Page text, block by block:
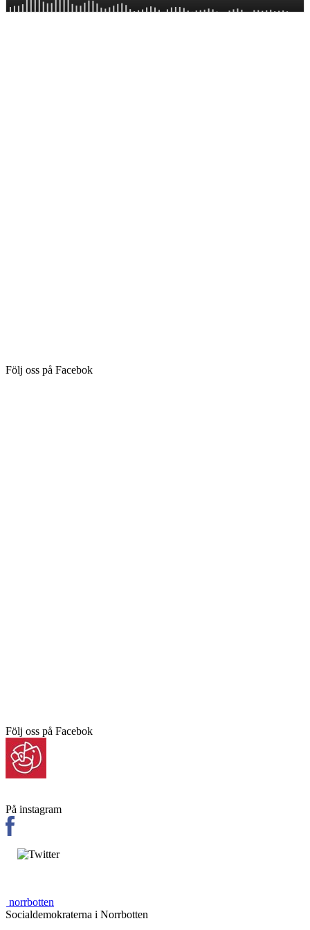
Följ oss på Facebok
Följ oss på Facebok
På instagram
norrbotten
Socialdemokraterna i Norrbotten